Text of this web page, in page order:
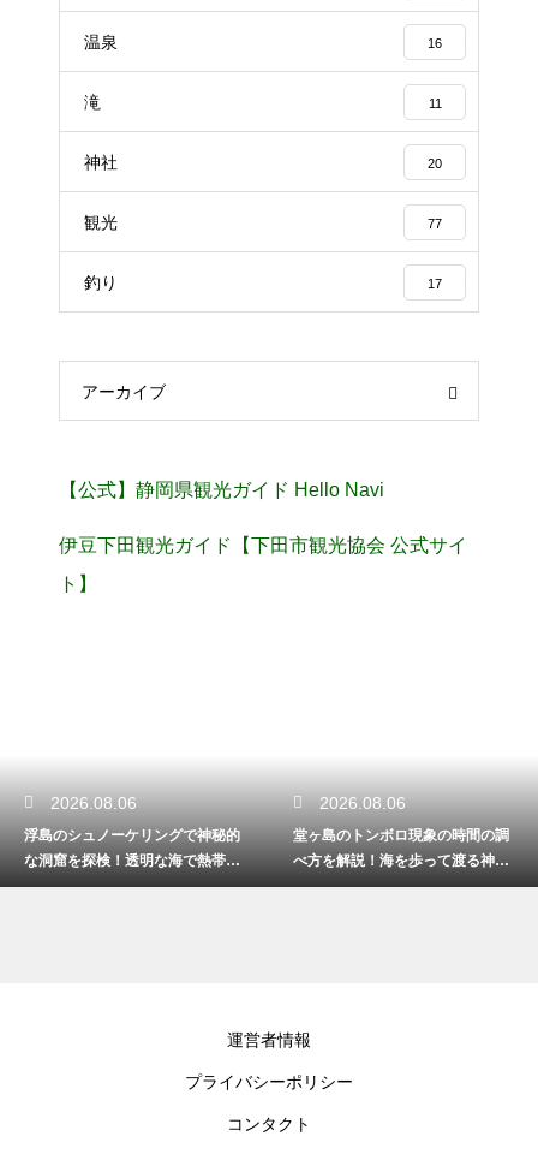
温泉 16
滝 11
神社 20
観光 77
釣り 17
アーカイブ
【公式】静岡県観光ガイド Hello Navi
伊豆下田観光ガイド【下田市観光協会 公式サイ
ト】
2026.08.06
浮島のシュノーケリングで神秘的
な洞窟を探検！透明な海で熱帯魚
と泳ぐ
2026.08.06
堂ヶ島のトンボロ現象の時間の調
べ方を解説！海を歩って渡る神秘
的な体験
運営者情報
プライバシーポリシー
コンタクト